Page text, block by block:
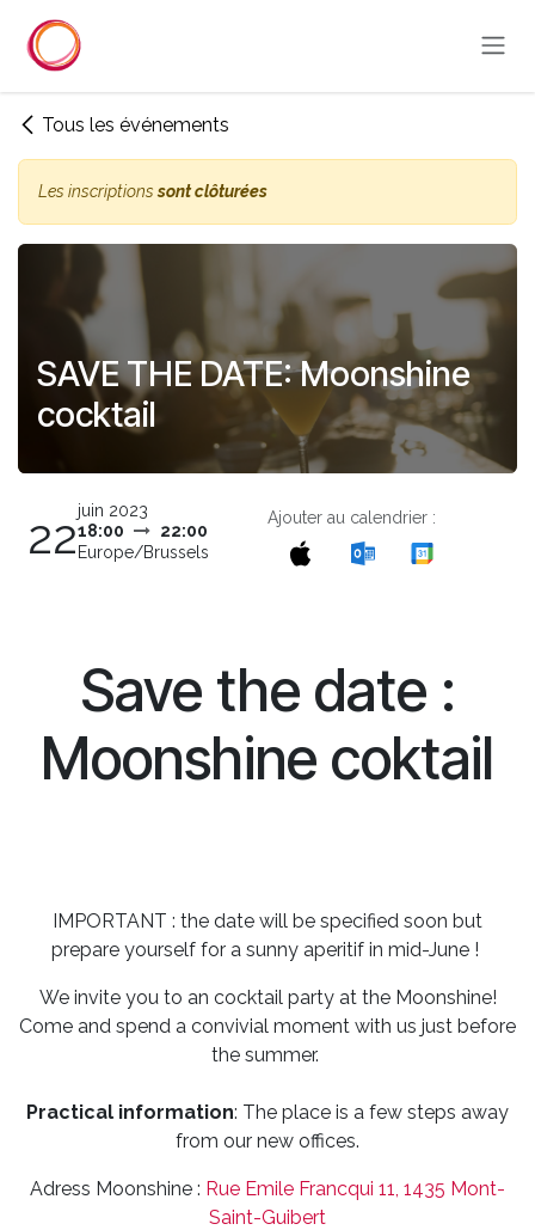
Tous les événements
Les inscriptionssont clôturées
SAVE THE DATE: Moonshine
cocktail
22juin 2023
18:00
22:00
Europe/Brussels
Ajouter au calendrier :
Save the date :
Moonshine coktail
IMPORTANT : the date will be specified soon but
prepare yourself for a sunny aperitif in mid-June !
We invite you to an cocktail party at the Moonshine!
Come and spend a convivial moment with us just before
the summer.
Practical information: The place is a few steps away
from our new offices.
Adress Moonshine : Rue Emile Francqui 11, 1435 Mont-
Saint-Guibert